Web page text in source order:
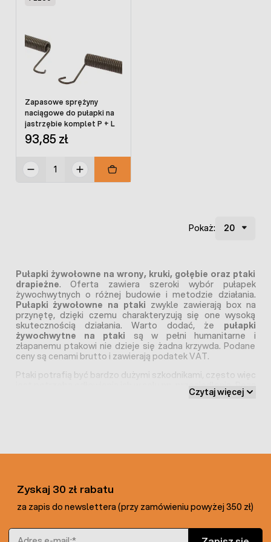
Zapasowe sprężyny
naciągowe do pułapki na
jastrzębie komplet P + L
93,85 zł
Pokaż:
Pułapki żywołowne na wrony, kruki, gołębie oraz ptaki
drapieżne. Oferta zawiera szeroki wybór pułapek
żywochwytnych o różnej budowie i metodzie działania.
Pułapki żywołowne na ptaki zwykle zawierają box na
przynętę, dzięki czemu charakteryzują się one wysoką
skutecznością działania. Warto dodać, że pułapki
żywochwytne na ptaki są w pełni humanitarne i
złapanemu ptakowi nie dzieje się żadna krzywda. Podane
ceny są cenami brutto i zawierają podatek VAT.
Ptaki potrafią być bardzo dużymi szkodnikami, często więc
jest potrzeba odłowienia ich w celu np. przesiedlenia. Poza
chwytaniem szkodników często jest też potrzeba
jest na atakującego ptaka. Drugim typ chwytaków to
pułapki sekwencyjne które mogą złapać wiele ptaków na
raz. Przykładem są pułapki na bażanty, kuropatwy,
wiele sztuk na jedną zastawioną łapkę.
Czytaj więcej
Zyskaj 30 zł rabatu
za zapis do newslettera (przy zamówieniu powyżej 350 zł)
Adres e-mail